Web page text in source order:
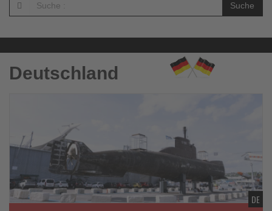
Wissen,
was
im
ist!
Suche
Deutschland
DE